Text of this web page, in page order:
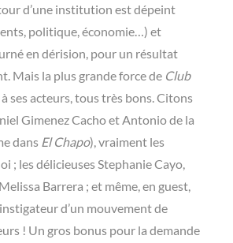
d’une institution est dépeint
politique, économie…) et
en dérision, pour un résultat
Mais la plus grande force de Club
ses acteurs, tous très bons. Citons
Gimenez Cacho et Antonio de la
dans El Chapo), vraiment les
; les délicieuses Stephanie Cayo,
Barrera ; et même, en guest,
d’un mouvement de
! Un gros bonus pour la demande